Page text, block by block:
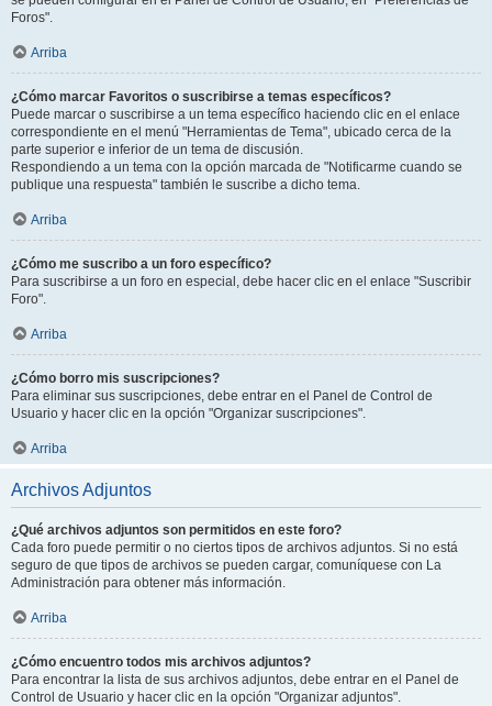
Foros".
Arriba
¿Cómo marcar Favoritos o suscribirse a temas específicos?
Puede marcar o suscribirse a un tema específico haciendo clic en el enlace
correspondiente en el menú "Herramientas de Tema", ubicado cerca de la
parte superior e inferior de un tema de discusión.
Respondiendo a un tema con la opción marcada de "Notificarme cuando se
publique una respuesta" también le suscribe a dicho tema.
Arriba
¿Cómo me suscribo a un foro específico?
Para suscribirse a un foro en especial, debe hacer clic en el enlace "Suscribir
Foro".
Arriba
¿Cómo borro mis suscripciones?
Para eliminar sus suscripciones, debe entrar en el Panel de Control de
Usuario y hacer clic en la opción "Organizar suscripciones".
Arriba
Archivos Adjuntos
¿Qué archivos adjuntos son permitidos en este foro?
Cada foro puede permitir o no ciertos tipos de archivos adjuntos. Si no está
seguro de que tipos de archivos se pueden cargar, comuníquese con La
Administración para obtener más información.
Arriba
¿Cómo encuentro todos mis archivos adjuntos?
Para encontrar la lista de sus archivos adjuntos, debe entrar en el Panel de
Control de Usuario y hacer clic en la opción "Organizar adjuntos".